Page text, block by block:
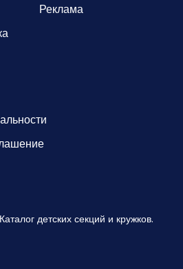
Реклама
детских секций и кружков.